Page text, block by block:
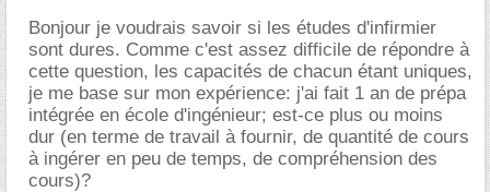
Bonjour je voudrais savoir si les études d'infirmier
sont dures. Comme c'est assez difficile de répondre à
cette question, les capacités de chacun étant uniques,
je me base sur mon expérience: j'ai fait 1 an de prépa
intégrée en école d'ingénieur; est-ce plus ou moins
dur (en terme de travail à fournir, de quantité de cours
à ingérer en peu de temps, de compréhension des
cours)?